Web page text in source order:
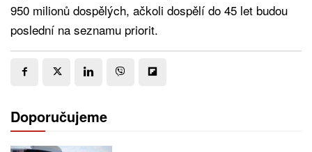
950 milionů dospělých, ačkoli dospělí do 45 let budou
poslední na seznamu priorit.
Doporučujeme